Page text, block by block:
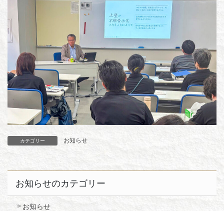
カテゴリー お知らせ
お知らせのカテゴリー
お知らせ